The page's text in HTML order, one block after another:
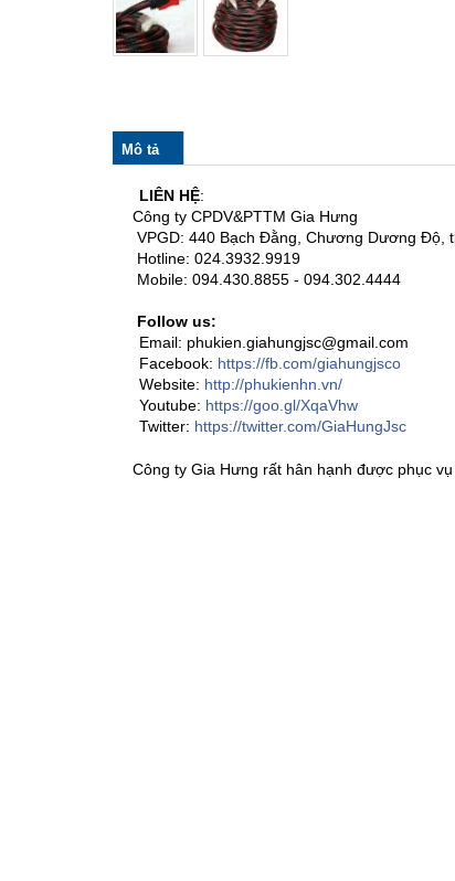
col_horizontal
Mô tả(tab
hoạt
động)
LIÊN HỆ:
Công ty CPDV&PTTM Gia Hưng
VPGD: 440 Bạch Đằng, Chương Dương Độ,
Hotline: 024.3932.9919
Mobile: 094.430.8855 - 094.302.4444
Follow us:
Email: phukien.giahungjsc@gmail.com
Facebook: https://fb.com/giahungjsco
Website: http://phukienhn.vn/
Youtube: https://goo.gl/XqaVhw
Twitter: https://twitter.com/GiaHungJsc
Công ty Gia Hưng rất hân hạnh được phục